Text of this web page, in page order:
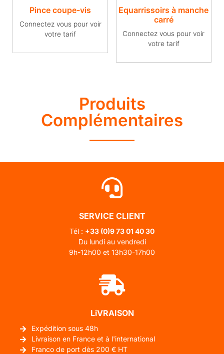
Pince coupe-vis
Connectez vous pour voir
votre tarif
Equarrissoirs à manche
carré
Connectez vous pour voir
votre tarif
Produits
Complémentaires
SERVICE CLIENT
Tél : +33 (0)9 73 01 40 30
Du lundi au vendredi
9h-12h00 et 13h30-17h00
LiVRAISON
Expédition sous 48h
Livraison en France et à l'international
Franco de port dès 200 € HT